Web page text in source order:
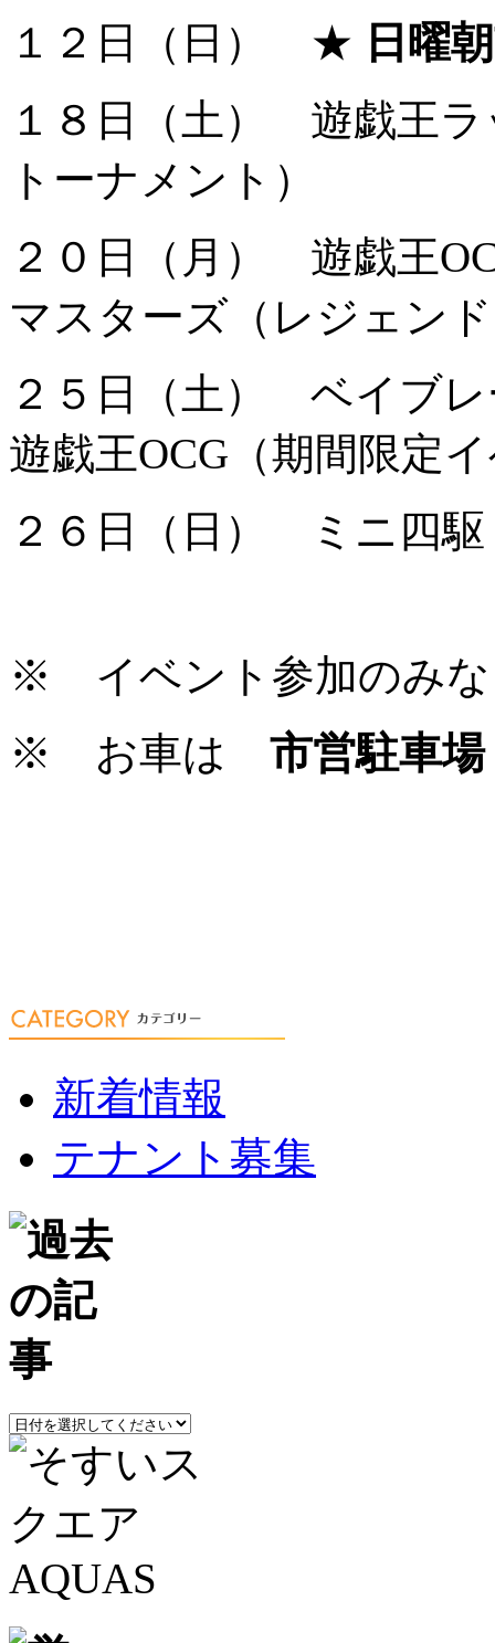
１２日（日） ★ 日曜
１８日（土） 遊戯王
トーナメント）
２０日（月） 遊戯王
マスターズ（レジェン
２５日（土） ベイブレ
遊戯王OCG（期間限定
２６日（日） ミニ四
※ イベント参加のみ
※ お車は 市営駐車
新着情報
テナント募集